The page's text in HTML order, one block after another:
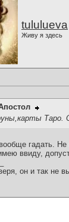
tululueva
Живу я здесь
Таро.
гадать. Не
ввиду,
он и так не